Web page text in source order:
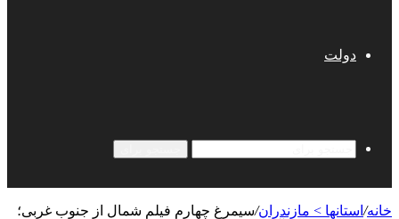
دولت
خانه/ استانها > مازندران/سیمرغ چهارم فیلم شمال از جنوب غربی؛